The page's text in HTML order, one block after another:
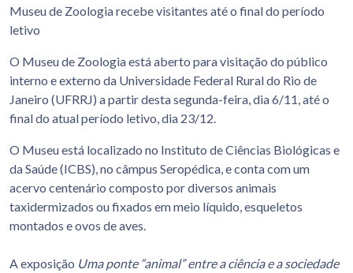
Museu de Zoologia recebe visitantes até o final do período
letivo
O Museu de Zoologia está aberto para visitação do público
interno e externo da Universidade Federal Rural do Rio de
Janeiro (UFRRJ) a partir desta segunda-feira, dia 6/11, até o
final do atual período letivo, dia 23/12.
O Museu está localizado no Instituto de Ciências Biológicas e
da Saúde (ICBS), no câmpus Seropédica, e conta com um
acervo centenário composto por diversos animais
taxidermizados ou fixados em meio líquido, esqueletos
montados e ovos de aves.
A exposição Uma ponte “animal” entre a ciência e a sociedade